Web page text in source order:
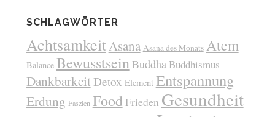
SCHLAGWÖRTER
AchtsamkeitAsana Asana des Monats Atem
Balance Bewusstsein Buddha Buddhismus
DankbarkeitDetox Element Entspannung
Erdung Faszien Food Frieden Gesundheit